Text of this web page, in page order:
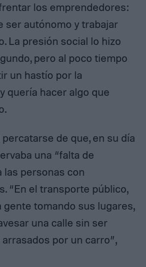
los emprendedores:
ser autónomo y trabajar
La presión social lo hizo
pero al poco tiempo
un hastío por la
quería hacer algo que
de que, en su día
una “falta de
las personas con
“En el transporte público,
gente tomando sus lugares,
una calle sin ser
por un carro”,